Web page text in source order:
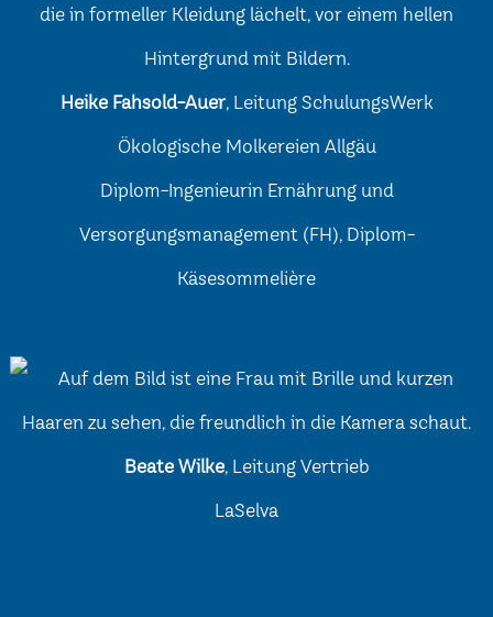
Heike Fahsold-Auer, Leitung SchulungsWerk
Ökologische Molkereien Allgäu
Diplom-Ingenieurin Ernährung und
Versorgungsmanagement (FH), Diplom-
Käsesommelière
Beate Wilke, Leitung Vertrieb
LaSelva